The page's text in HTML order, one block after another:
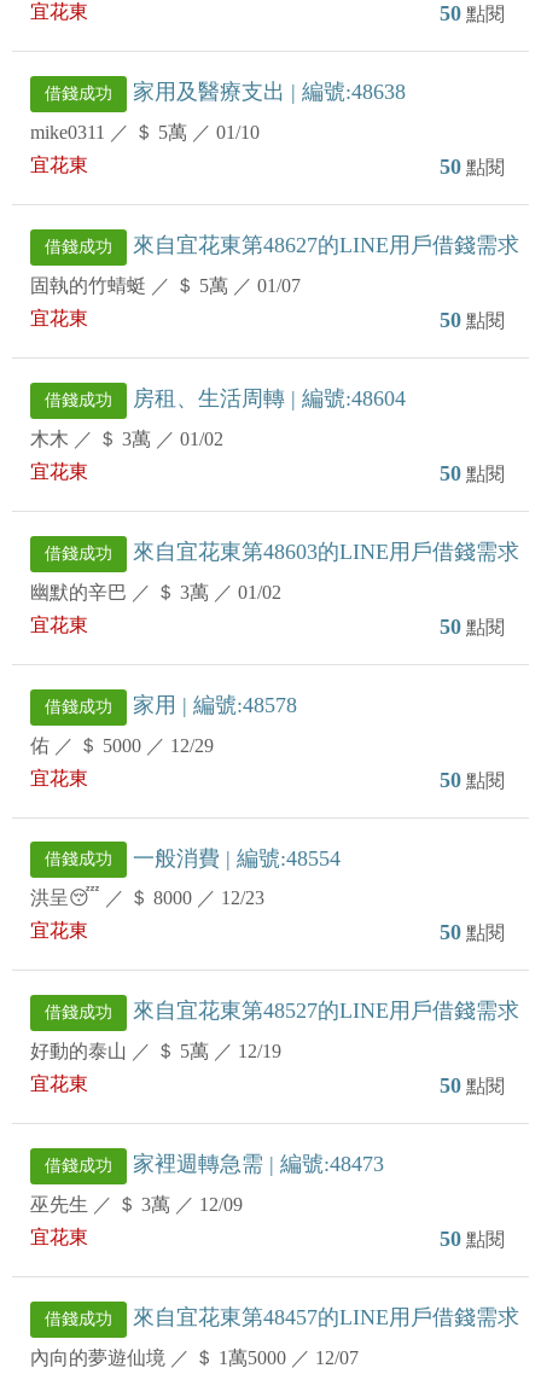
宜花東
50 點閱
借錢成功 家用及醫療支出 | 編號:48638
mike0311 ／ ＄ 5萬 ／ 01/10
宜花東
50 點閱
借錢成功 來自宜花東第48627的LINE用戶借錢需求
固執的竹蜻蜓 ／ ＄ 5萬 ／ 01/07
宜花東
50 點閱
借錢成功 房租、生活周轉 | 編號:48604
木木 ／ ＄ 3萬 ／ 01/02
宜花東
50 點閱
借錢成功 來自宜花東第48603的LINE用戶借錢需求
幽默的辛巴 ／ ＄ 3萬 ／ 01/02
宜花東
50 點閱
借錢成功 家用 | 編號:48578
佑 ／ ＄ 5000 ／ 12/29
宜花東
50 點閱
借錢成功 一般消費 | 編號:48554
洪呈😴 ／ ＄ 8000 ／ 12/23
宜花東
50 點閱
借錢成功 來自宜花東第48527的LINE用戶借錢需求
好動的泰山 ／ ＄ 5萬 ／ 12/19
宜花東
50 點閱
借錢成功 家裡週轉急需 | 編號:48473
巫先生 ／ ＄ 3萬 ／ 12/09
宜花東
50 點閱
借錢成功 來自宜花東第48457的LINE用戶借錢需求
內向的夢遊仙境 ／ ＄ 1萬5000 ／ 12/07